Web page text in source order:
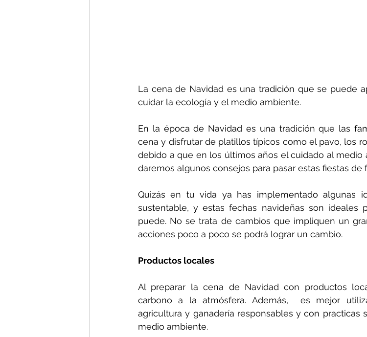
La cena de Navidad es una tradición que se puede
cuidar la ecología y el medio ambiente.
En la época de Navidad es una tradición que las
cena y disfrutar de platillos típicos como el pavo, los
debido a que en los últimos años el cuidado al medio
daremos algunos consejos para pasar estas fiestas de
Quizás en tu vida ya has implementado algunas
sustentable, y estas fechas navideñas son ideales
puede. No se trata de cambios que impliquen un
acciones poco a poco se podrá lograr un cambio.
Productos locales
Al preparar la cena de Navidad con productos
carbono a la atmósfera. Además,  es mejor
agricultura y ganadería responsables y con practicas
medio ambiente.